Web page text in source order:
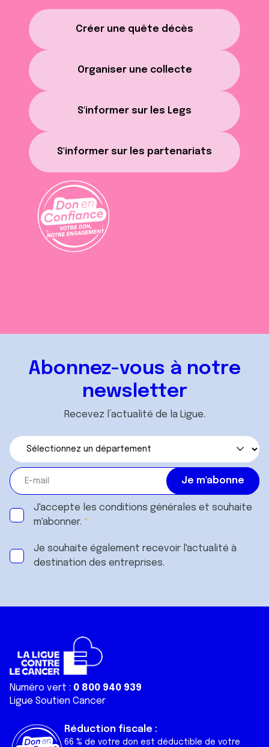
Créer une quête décès
Organiser une collecte
S'informer sur les Legs
S'informer sur les partenariats
Abonnez-vous à notre
newsletter
Recevez l’actualité de la Ligue.
J'accepte les conditions générales et souhaite
m'abonner.
Je souhaite également recevoir l'actualité à
destination des entreprises.
Numéro vert : 0 800 940 939
Ligue Soutien Cancer
Réduction fiscale :
66 % de votre don est déductible de votre